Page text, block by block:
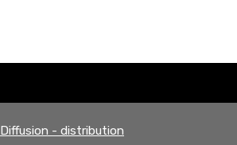
Diffusion - distribution